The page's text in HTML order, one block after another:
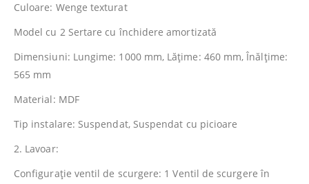
Culoare: Wenge texturat
Model cu 2 Sertare cu închidere amortizată
Dimensiuni: Lungime: 1000 mm, Lăţime: 460 mm, Înălţime:
565 mm
Material: MDF
Tip instalare: Suspendat, Suspendat cu picioare
2. Lavoar:
Configuraţie ventil de scurgere: 1 Ventil de scurgere în